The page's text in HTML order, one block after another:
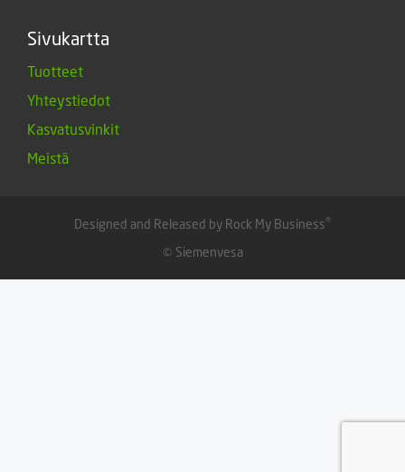
Sivukartta
Tuotteet
Yhteystiedot
Kasvatusvinkit
Meistä
Designed and Released by Rock My Business®
© Siemenvesa